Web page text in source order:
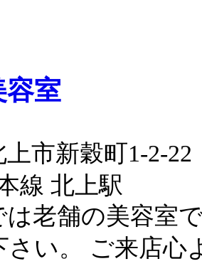
容室
市新穀町1-2-22
線 北上駅
は老舗の美容室
さい。 ご来店心